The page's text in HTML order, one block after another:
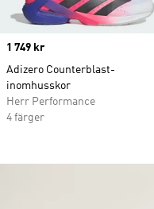
Price
1 749 kr
Adizero Counterblast-
inomhusskor
Herr Performance
4 färger